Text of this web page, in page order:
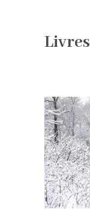
Livres